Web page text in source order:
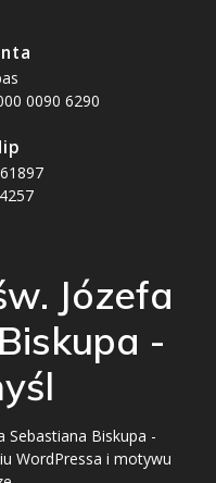
0090 6290
Józefa
-
Biskupa -
WordPressa i motywu